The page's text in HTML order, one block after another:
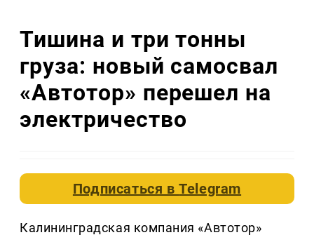
Тишина и три тонны
груза: новый самосвал
«Автотор» перешел на
электричество
Подписаться вTelegram
Калининградская компания «Автотор»